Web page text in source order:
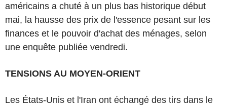
américains a chuté à un plus bas historique début
mai, la hausse des prix de l'essence pesant sur les
finances et le pouvoir d'achat des ménages, selon
une enquête publiée vendredi.
TENSIONS AU MOYEN-ORIENT
Les États-Unis et l'Iran ont échangé des tirs dans le